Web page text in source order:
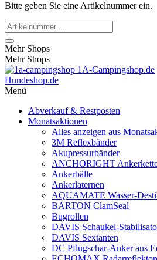
Bitte geben Sie eine Artikelnummer ein.
Mehr Shops
Mehr Shops
1A-Campingshop.de
Hundeshop.de
Menü
Abverkauf & Restposten
Monatsaktionen
Alles anzeigen aus
3M Reflexbänder
Akupressurbänder
ANCHORIGHT
Ankerbälle
Ankerlaternen
AQUAMATE Wasser-
BARTON ClamSeal
Bugrollen
DAVIS Schaukel-
DAVIS Sextanten
DC Pflugschar-Anker aus